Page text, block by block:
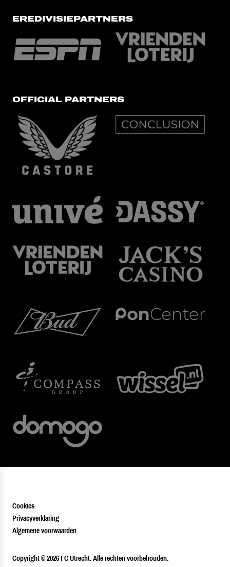
EREDIVISIEPARTNERS
OFFICIAL PARTNERS
Cookies
Privacyverklaring
Algemene voorwaarden
Copyright © 2026 FC Utrecht. Alle rechten voorbehouden.